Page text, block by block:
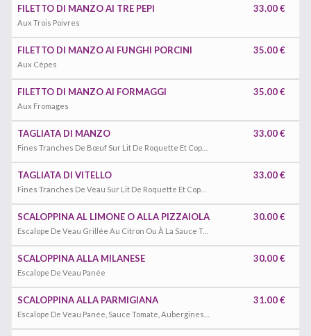
FILETTO DI MANZO AI TRE PEPI
Aux Trois Poivres
33.00 €
FILETTO DI MANZO AI FUNGHI PORCINI
Aux Cèpes
35.00 €
FILETTO DI MANZO AI FORMAGGI
Aux Fromages
35.00 €
TAGLIATA DI MANZO 33.00 €
TAGLIATA DI VITELLO 33.00 €
SCALOPPINA AL LIMONE O ALLA PIZZAIOLA
Escalope De Veau Grillée Au Citron Ou À La Sauce Tomate, Olives Et Câpres
30.00 €
SCALOPPINA ALLA MILANESE
Escalope De Veau Panée
30.00 €
SCALOPPINA ALLA PARMIGIANA 31.00 €